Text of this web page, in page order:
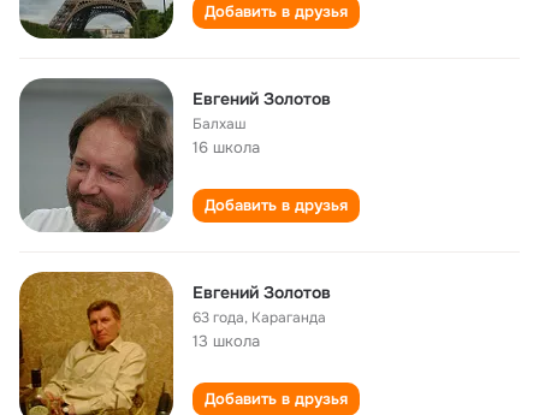
Добавить в друзья
Евгений Золотов
Балхаш
16 школа
Добавить в друзья
Евгений Золотов
63 года, Караганда
13 школа
Добавить в друзья